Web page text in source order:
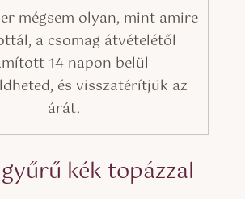
mégsem olyan, mint amire
a csomag átvételétől
14 napon belül
és visszatérítjük az
árát.
kék topázzal